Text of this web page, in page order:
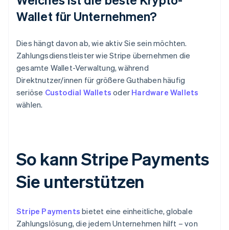
Wallet für Unternehmen?
Dies hängt davon ab, wie aktiv Sie sein möchten.
Zahlungsdienstleister wie Stripe übernehmen die
gesamte Wallet-Verwaltung, während
Direktnutzer/innen für größere Guthaben häufig
seriöse Custodial Wallets oder Hardware Wallets
wählen.
So kann Stripe Payments
Sie unterstützen
Stripe Payments bietet eine einheitliche, globale
Zahlungslösung, die jedem Unternehmen hilft – von